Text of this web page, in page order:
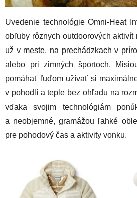
Uvedenie technológie Omni-Heat
obľuby rôznych outdoorových aktivít
už v meste, na prechádzkach v
alebo pri zimných športoch.
pomáhať ľuďom užívať si
v pohodlí a teple bez ohľadu na
vďaka svojim technológiám
a neobjemné, gramážou ľahké
pre pohodový čas a aktivity vonku.